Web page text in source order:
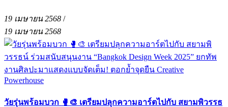
19 เมษายน 2568 /
19 เมษายน 2568
วัยรุ่นพร้อมบวก 🥊🎨 เตรียมปลุกความอาร์ตไปกับ สยามพิวรรธ